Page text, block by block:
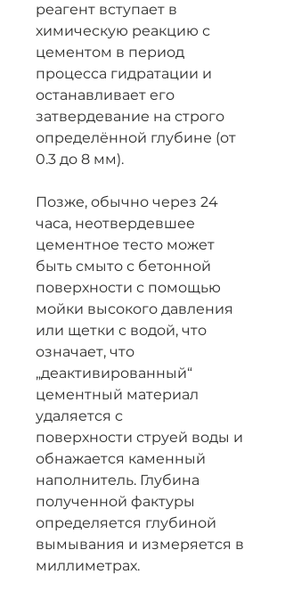
реагент вступает в
химическую реакцию с
цементом в период
процесса гидратации и
останавливает его
затвердевание на строго
определённой глубине (от
0.3 до 8 мм).
Позже, обычно через 24
часа, неотвердевшее
цементное тесто может
быть смыто с бетонной
поверхности с помощью
мойки высокого давления
или щетки с водой, что
означает, что
„деактивированный“
цементный материал
удаляется с
поверхности струей воды и
обнажается каменный
наполнитель. Глубина
полученной фактуры
определяется глубиной
вымывания и измеряется в
миллиметрах.